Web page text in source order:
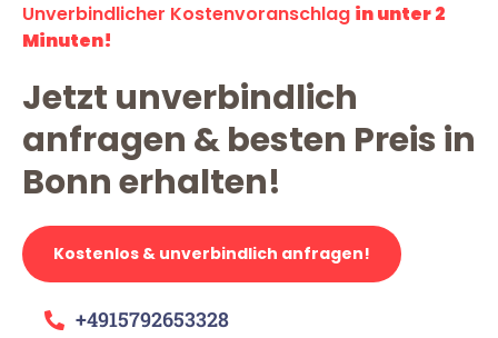
Unverbindlicher Kostenvoranschlag in unter 2
Minuten!
Jetzt unverbindlich
anfragen & besten Preis in
Bonn erhalten!
Kostenlos & unverbindlich anfragen!
+4915792653328